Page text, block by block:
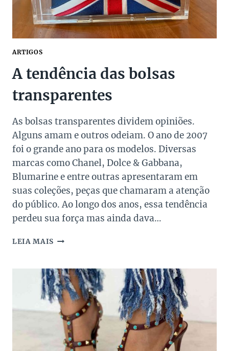
ARTIGOS
A tendência das bolsas
transparentes
As bolsas transparentes dividem opiniões.
Alguns amam e outros odeiam. O ano de 2007
foi o grande ano para os modelos. Diversas
marcas como Chanel, Dolce & Gabbana,
Blumarine e entre outras apresentaram em
suas coleções, peças que chamaram a atenção
do público. Ao longo dos anos, essa tendência
perdeu sua força mas ainda dava…
LEIA MAIS A
BOLSAS
TRANSPARENTES